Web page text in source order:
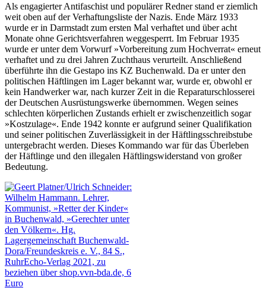
Als engagierter Antifaschist und populärer Redner stand er ziemlich
weit oben auf der Verhaftungsliste der Nazis. Ende März 1933
wurde er in Darmstadt zum ersten Mal verhaftet und über acht
Monate ohne Gerichtsverfahren weggesperrt. Im Februar 1935
wurde er unter dem Vorwurf »Vorbereitung zum Hochverrat« erneut
verhaftet und zu drei Jahren Zuchthaus verurteilt. Anschließend
überführte ihn die Gestapo ins KZ Buchenwald. Da er unter den
politischen Häftlingen im Lager bekannt war, wurde er, obwohl er
kein Handwerker war, nach kurzer Zeit in die Reparaturschlosserei
der Deutschen Ausrüstungswerke übernommen. Wegen seines
schlechten körperlichen Zustands erhielt er zwischenzeitlich sogar
»Kostzulage«. Ende 1942 konnte er aufgrund seiner Qualifikation
und seiner politischen Zuverlässigkeit in der Häftlingsschreibstube
untergebracht werden. Dieses Kommando war für das Überleben
der Häftlinge und den illegalen Häftlingswiderstand von großer
Bedeutung.